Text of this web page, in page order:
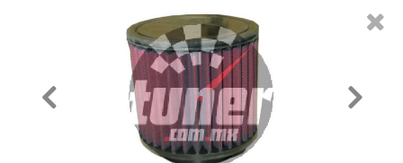
Productos Filtros 0